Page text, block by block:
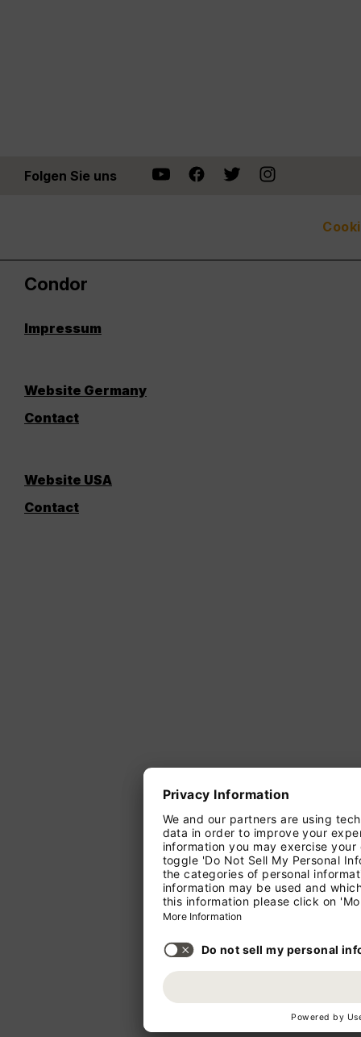
Folgen Sie uns
Condor
Impressum
Website Germany
Contact
Website USA
Contact